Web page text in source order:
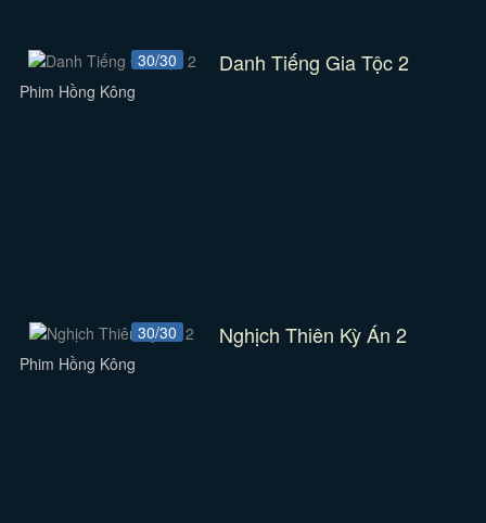
30/30 Danh Tiếng Gia Tộc 2
Phim Hồng Kông
30/30 Nghịch Thiên Kỳ Án 2
Phim Hồng Kông